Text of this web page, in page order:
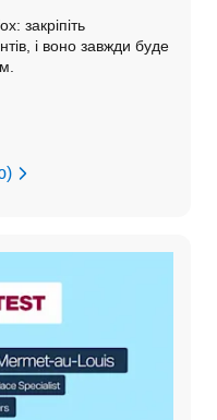
закріпіть
і воно завжди буде